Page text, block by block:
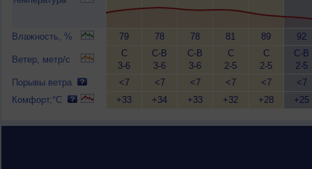
Влажность, %
Ветер, метр/с
Порывы ветра
Комфорт,°C
79
С
3-6
<7
+33
78
С-В
3-6
<7
+34
78
С-В
3-6
<7
+33
81
С
2-5
<7
+32
89
С
2-5
<7
+28
92
С-В
2-5
<7
+25